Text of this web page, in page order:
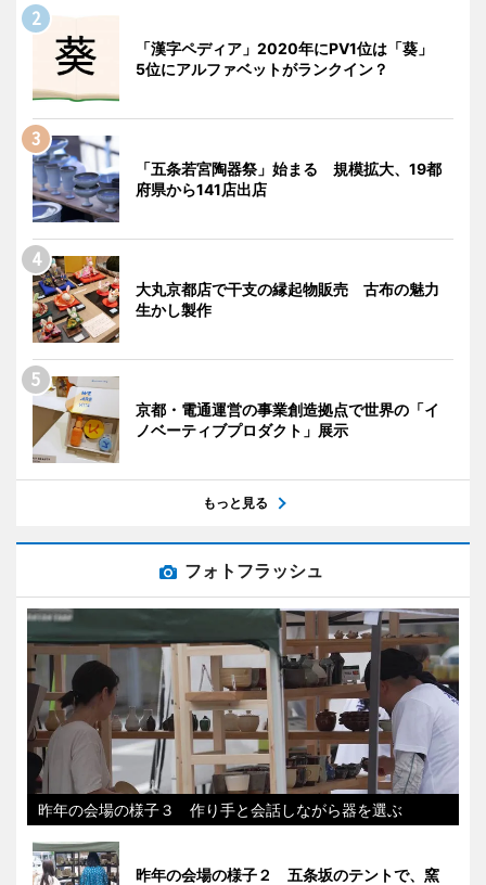
「漢字ペディア」2020年にPV1位は「葵」
5位にアルファベットがランクイン？
「五条若宮陶器祭」始まる 規模拡大、19都
府県から141店出店
大丸京都店で干支の縁起物販売 古布の魅力
生かし製作
京都・電通運営の事業創造拠点で世界の「イ
ノベーティブプロダクト」展示
もっと見る
フォトフラッシュ
昨年の会場の様子３ 作り手と会話しながら器を選ぶ
昨年の会場の様子２ 五条坂のテントで、窯